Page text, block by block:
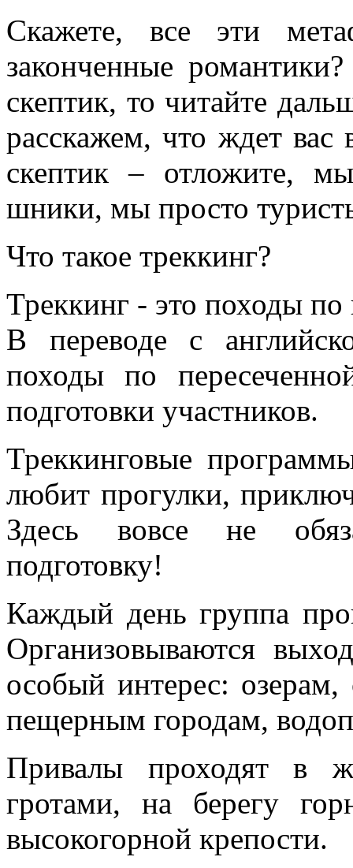
Скажете, все эти
законченные
скептик, то читайте
расскажем, что ждет
скептик – отложите,
шники, мы просто
Что такое треккинг?
Треккинг - это походы
В переводе с
походы по
подготовки участников.
Треккинговые
любит прогулки,
Здесь вовсе не
подготовку!
Каждый день группа
Организовываются
особый интерес:
пещерным городам,
Привалы проходят в
гротами, на берегу
высокогорной крепости.